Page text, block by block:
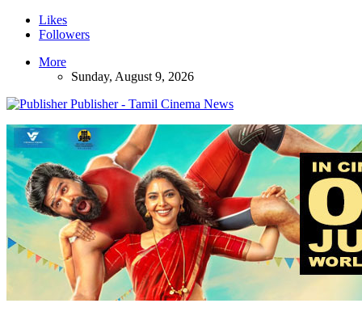
Likes
Followers
More
Sunday, August 9, 2026
Publisher - Tamil Cinema News